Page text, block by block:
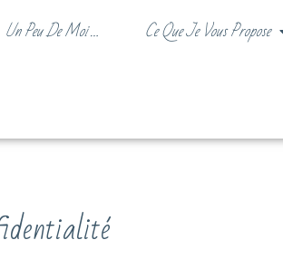
Un Peu De Moi … Ce Que Je Vous Propose